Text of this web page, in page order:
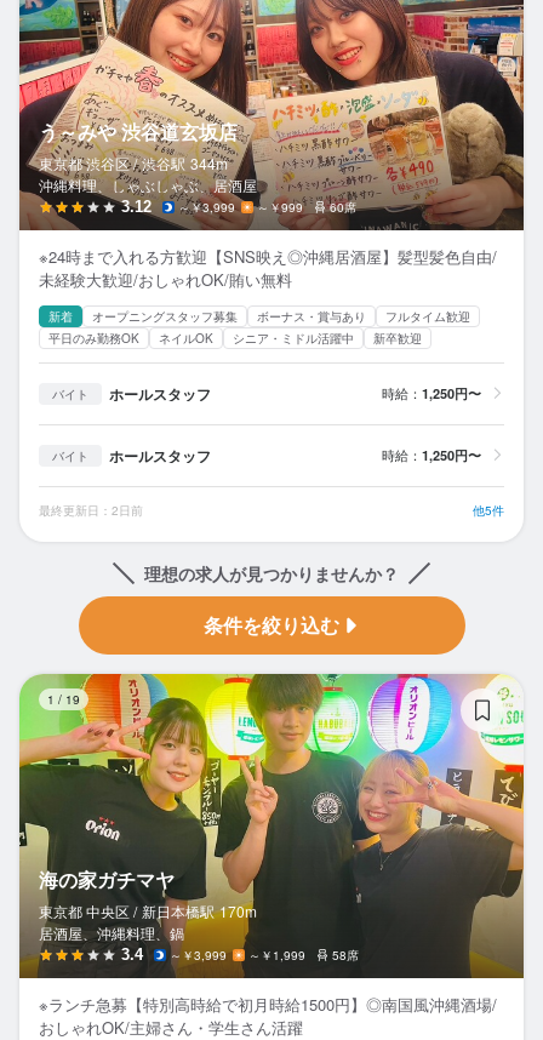
う～みや 渋谷道玄坂店
東京都 渋谷区 / 渋谷駅 344m
沖縄料理、しゃぶしゃぶ、居酒屋
3.12 ～￥3,999 ～￥999 60席
※24時まで入れる方歓迎【SNS映え◎沖縄居酒屋】髪型髪色自由/
未経験大歓迎/おしゃれOK/賄い無料
新着 オープニングスタッフ募集 ボーナス・賞与あり
フルタイム歓迎
平日のみ勤務OK
ネイルOK シニア・ミドル活躍中 新卒歓迎
バイト ホールスタッフ 時給： 1,250円〜
バイト ホールスタッフ 時給： 1,250円〜
最終更新日：2日前 他5件
理想の求人が見つかりませんか？
条件を絞り込む
1 / 19
海の家ガチマヤ
東京都 中央区 / 新日本橋駅 170m
居酒屋、沖縄料理、鍋
3.4 ～￥3,999 ～￥1,999 58席
※ランチ急募【特別高時給で初月時給1500円】◎南国風沖縄酒場/
おしゃれOK/主婦さん・学生さん活躍